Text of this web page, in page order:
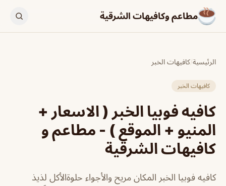
مطاعم وكافيهات الشرقية
الرئيسية/كافيهات الخبر
كافيهات الخبر
كافيه فوبيا الخبر ( الاسعار +
المنيو + الموقع ) - مطاعم و
كافيهات الشرقية
كافيه فوبيا الخبر المكان مريح والأجواء حلوةالأكل لذيذ